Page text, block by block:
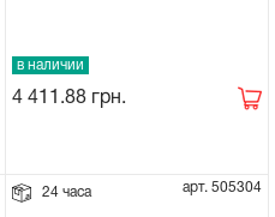
в наличии
4 411.88 грн.
24 часа арт. 505304